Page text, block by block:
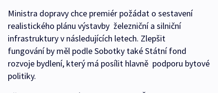
Ministra dopravy chce premiér požádat o sestavení
realistického plánu výstavby železniční a silniční
infrastruktury v následujících letech. Zlepšit
fungování by měl podle Sobotky také Státní fond
rozvoje bydlení, který má posílit hlavně podporu bytové
politiky.